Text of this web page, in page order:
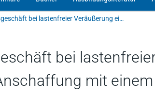
Privates Veräußerungsgeschäft bei lastenfreier Veräußerung eines bei Anschaffung mit einem Erbbaurecht belasteten Grundstücks
bei
mit einem